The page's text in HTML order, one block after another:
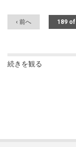
‹ 前へ 189
続きを観る